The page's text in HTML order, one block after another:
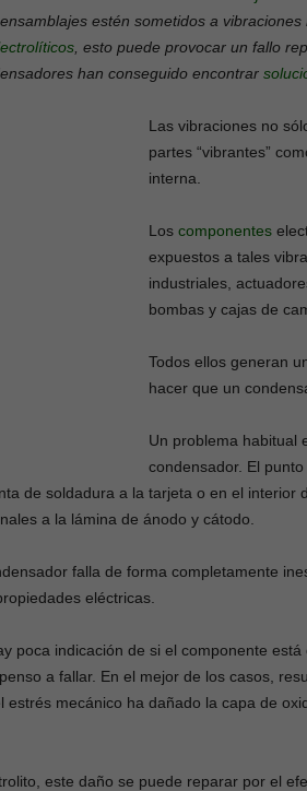
estén sometidos a
, esto puede provocar un fallo
han conseguido encontrar
Las vibraciones no
partes “vibrantes”
interna.
Los componentes
expuestos a tales
industriales,
bombas y cajas de
Todos ellos generan
hacer que un
Un problema habitual
condensador. El
de soldadura a la tarjeta o en el interior
a la lámina de ánodo y cátodo.
falla de forma completamente
eléctricas.
poca indicación de si el componente
a fallar. En el mejor de los casos,
estrés mecánico ha dañado la capa de
este daño se puede reparar por el